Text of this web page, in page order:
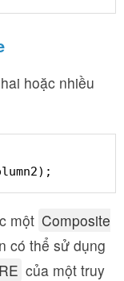
hoặc nhiều
một Composite
có thể sử dụng
của một truy